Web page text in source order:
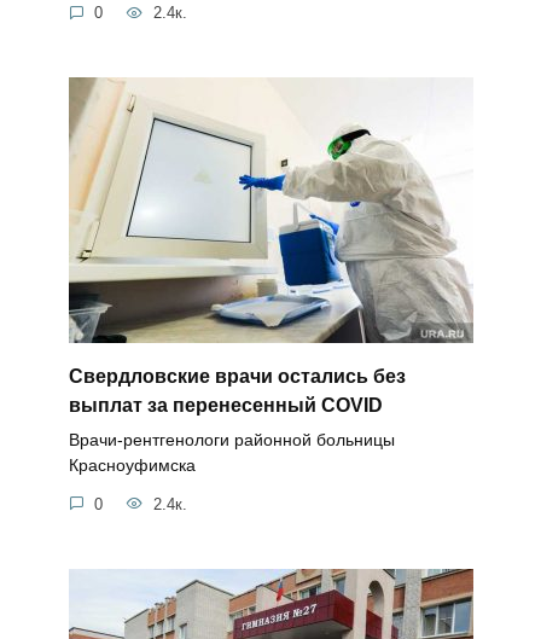
0 2.4к.
Свердловские врачи остались без
выплат за перенесенный COVID
Врачи-рентгенологи районной больницы
Красноуфимска
0 2.4к.